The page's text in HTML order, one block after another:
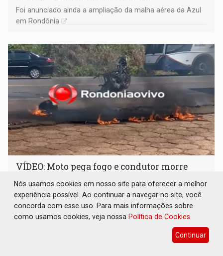
Foi anunciado ainda a ampliação da malha aérea da Azul
em Rondônia
VÍDEO: Moto pega fogo e condutor morre
Polícia 05 de Agosto de 2026 às 14:50
Área foi isolada para os trabalhos da Perícia Técnica e da
Polícia Rodoviária Federal (PRF)
Nós usamos cookies em nosso site para oferecer a melhor
experiência possível. Ao continuar a navegar no site, você
concorda com esse uso. Para mais informações sobre
como usamos cookies, veja nossa Política de Cookies
Continuar